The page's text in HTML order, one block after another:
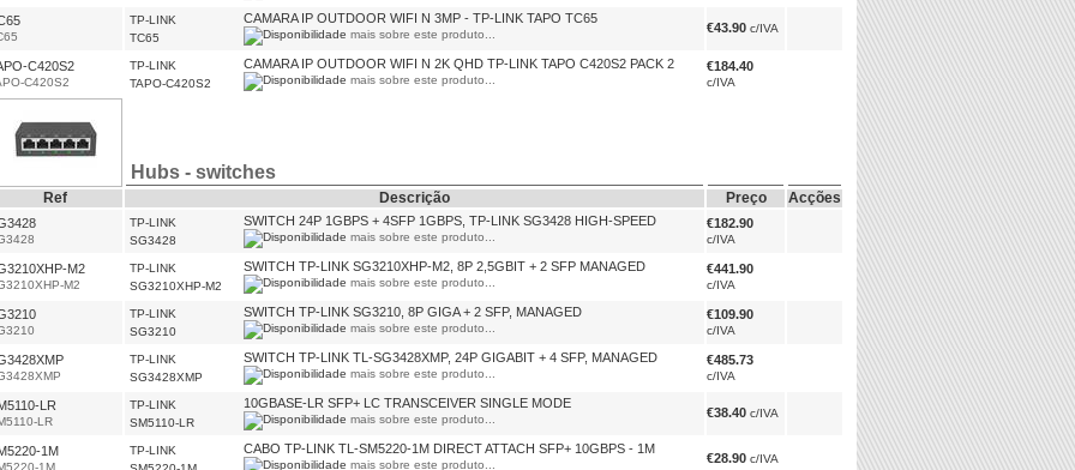
TP-LINK
TC65
CAMARA IP OUTDOOR WIFI N 3MP - TP-LINK TAPO TC65
mais sobre este produto... €43.90 c/IVA
C420S2
C420S2
TP-LINK
TAPO-C420S2
CAMARA IP OUTDOOR WIFI N 2K QHD TP-LINK TAPO C420S2 PACK 2
mais sobre este produto...
€184.40
c/IVA
Hubs - switches
Ref Descrição Preço Acções
TP-LINK
SG3428
SWITCH 24P 1GBPS + 4SFP 1GBPS, TP-LINK SG3428 HIGH-SPEED
mais sobre este produto...
€182.90
c/IVA
M2
M2
TP-LINK
SG3210XHP-M2
SWITCH TP-LINK SG3210XHP-M2, 8P 2,5GBIT + 2 SFP MANAGED
mais sobre este produto...
€441.90
c/IVA
TP-LINK
SG3210
SWITCH TP-LINK SG3210, 8P GIGA + 2 SFP, MANAGED
mais sobre este produto...
€109.90
c/IVA
TP-LINK
SG3428XMP
SWITCH TP-LINK TL-SG3428XMP, 24P GIGABIT + 4 SFP, MANAGED
mais sobre este produto...
€485.73
c/IVA
LR
LR
TP-LINK
SM5110-LR
10GBASE-LR SFP+ LC TRANSCEIVER SINGLE MODE
mais sobre este produto... €38.40 c/IVA
1M
1M
TP-LINK
CABO TP-LINK TL-SM5220-1M DIRECT ATTACH SFP+ 10GBPS - 1M
mais sobre este produto... €28.90 c/IVA